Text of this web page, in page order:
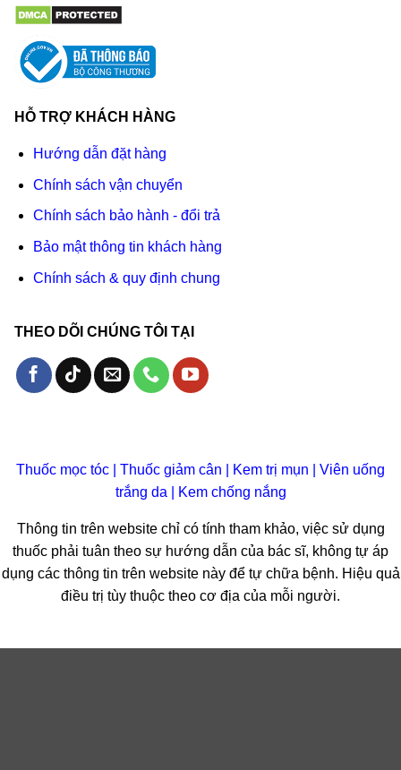
HỖ TRỢ KHÁCH HÀNG
Hướng dẫn đặt hàng
Chính sách vận chuyển
Chính sách bảo hành - đổi trả
Bảo mật thông tin khách hàng
Chính sách & quy định chung
THEO DÕI CHÚNG TÔI TẠI
Thuốc mọc tóc Thuốc giảm cân Kem trị mụn
Viên uống
trắng da
Kem chống nắng
Thông tin trên website chỉ có tính tham khảo, việc sử dụng
thuốc phải tuân theo sự hướng dẫn của bác sĩ, không tự áp
dụng các thông tin trên website này để tự chữa bệnh. Hiệu quả
điều trị tùy thuộc theo cơ địa của mỗi người.